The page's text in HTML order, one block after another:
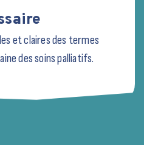
et claires des termes
des soins palliatifs.